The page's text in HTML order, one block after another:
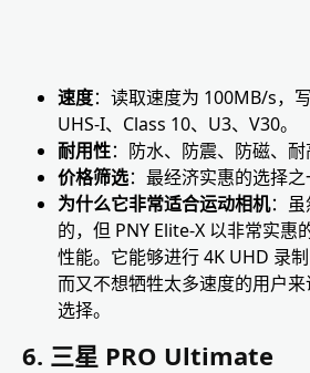
速度：读取速度为 100MB/s，
UHS-I、Class 10、U3、V30。
耐用性：防水、防震、防磁、耐
价格筛选：最经济实惠的选择之
为什么它非常适合运动相机：
的，但 PNY Elite-X 以非常实惠
性能。它能够进行 4K UHD 录
而又不想牺牲太多速度的用户
选择。
6. 三星 PRO Ultimate